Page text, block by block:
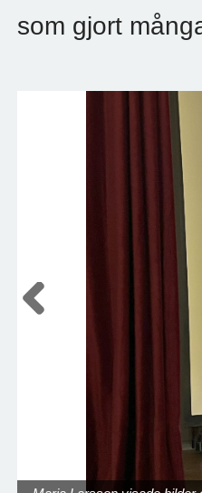
som gjort